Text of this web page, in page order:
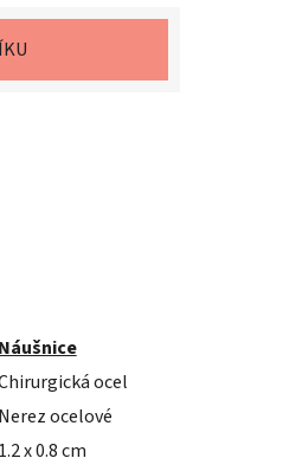
Náušnice
ocel
Nerez ocelové
1.2 x 0.8 cm